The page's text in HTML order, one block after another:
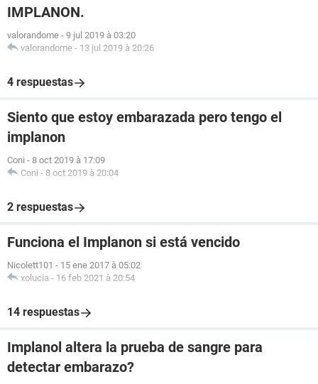
IMPLANON.
valorandome - 9 jul 2019 à 03:20
valorandome - 13 jul 2019 à 20:26
4 respuestas
Siento que estoy embarazada pero tengo el
implanon
Coni - 8 oct 2019 à 17:09
Coni - 8 oct 2019 à 20:04
2 respuestas
Funciona el Implanon si está vencido
Nicolett101 - 15 ene 2017 à 05:02
xolucia - 16 feb 2021 à 20:54
14 respuestas
Implanol altera la prueba de sangre para
detectar embarazo?